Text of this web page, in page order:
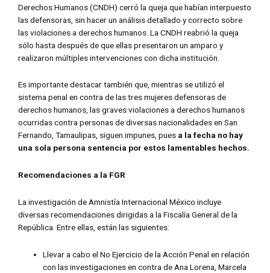
Derechos Humanos (CNDH) cerró la queja que habían interpuesto
las defensoras, sin hacer un análisis detallado y correcto sobre
las violaciones a derechos humanos. La CNDH reabrió la queja
sólo hasta después de que ellas presentaron un amparo y
realizaron múltiples intervenciones con dicha institución.
Es importante destacar también que, mientras se utilizó el
sistema penal en contra de las tres mujeres defensoras de
derechos humanos, las graves violaciones a derechos humanos
ocurridas contra personas de diversas nacionalidades en San
Fernando, Tamaulipas, siguen impunes, pues a la fecha no hay
una sola persona sentencia por estos lamentables hechos.
Recomendaciones a la FGR
La investigación de Amnistía Internacional México incluye
diversas recomendaciones dirigidas a la Fiscalía General de la
República. Entre ellas, están las siguientes:
Llevar a cabo el No Ejercicio de la Acción Penal en relación
con las investigaciones en contra de Ana Lorena, Marcela